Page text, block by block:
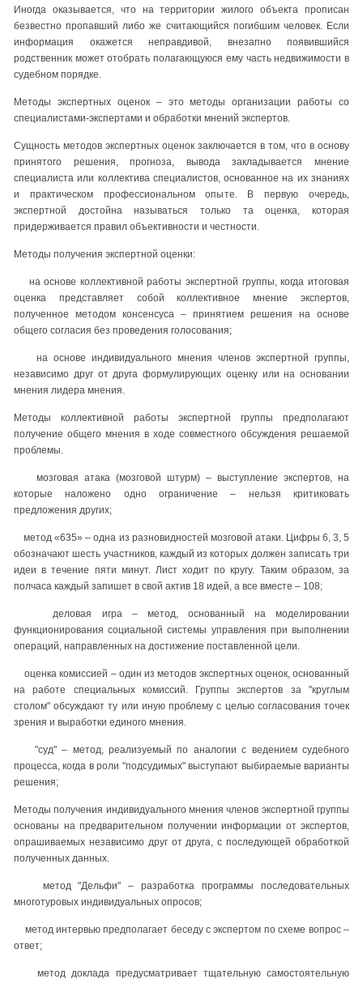
Иногда оказывается, что на территории жилого объекта прописан
безвестно пропавший либо же считающийся погибшим человек. Если
информация окажется неправдивой, внезапно появившийся
родственник может отобрать полагающуюся ему часть недвижимости в
судебном порядке.
Методы экспертных оценок – это методы организации работы со
специалистами-экспертами и обработки мнений экспертов.
Сущность методов экспертных оценок заключается в том, что в основу
принятого решения, прогноза, вывода закладывается мнение
специалиста или коллектива специалистов, основанное на их знаниях
и практическом профессиональном опыте. В первую очередь,
экспертной достойна называться только та оценка, которая
придерживается правил объективности и честности.
Методы получения экспертной оценки:
на основе коллективной работы экспертной группы, когда итоговая
оценка представляет собой коллективное мнение экспертов,
полученное методом консенсуса – принятием решения на основе
общего согласия без проведения голосования;
на основе индивидуального мнения членов экспертной группы,
независимо друг от друга формулирующих оценку или на основании
мнения лидера мнения.
Методы коллективной работы экспертной группы предполагают
получение общего мнения в ходе совместного обсуждения решаемой
проблемы.
мозговая атака (мозговой штурм) – выступление экспертов, на
которые наложено одно ограничение – нельзя критиковать
предложения других;
метод «635» – одна из разновидностей мозговой атаки. Цифры 6, 3, 5
обозначают шесть участников, каждый из которых должен записать три
идеи в течение пяти минут. Лист ходит по кругу. Таким образом, за
полчаса каждый запишет в свой актив 18 идей, а все вместе – 108;
деловая игра – метод, основанный на моделировании
функционирования социальной системы управления при выполнении
операций, направленных на достижение поставленной цели.
оценка комиссией – один из методов экспертных оценок, основанный
на работе специальных комиссий. Группы экспертов за "круглым
столом" обсуждают ту или иную проблему с целью согласования точек
зрения и выработки единого мнения.
"суд" – метод, реализуемый по аналогии с ведением судебного
процесса, когда в роли "подсудимых" выступают выбираемые варианты
решения;
Методы получения индивидуального мнения членов экспертной группы
основаны на предварительном получении информации от экспертов,
опрашиваемых независимо друг от друга, с последующей обработкой
полученных данных.
метод "Дельфи" – разработка программы последовательных
многотуровых индивидуальных опросов;
метод интервью предполагает беседу с экспертом по схеме вопрос –
ответ;
метод доклада предусматривает тщательную самостоятельную